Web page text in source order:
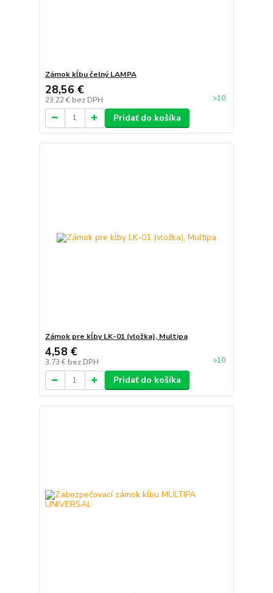
Zámok kĺbu čelný LAMPA
28,56 €
23,22 € bez DPH >10
Pridať do košíka
Zámok pre kĺby LK-01 (vložka), Multipa
4,58 €
3,73 € bez DPH >10
Pridať do košíka